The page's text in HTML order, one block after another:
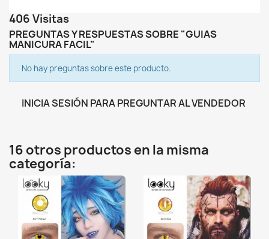
406 Visitas
PREGUNTAS Y RESPUESTAS SOBRE "GUIAS
MANICURA FACIL"
No hay preguntas sobre este producto.
INICIA SESIÓN PARA PREGUNTAR AL VENDEDOR
16 otros productos en la misma
categoría:
favorite_border favorite_border